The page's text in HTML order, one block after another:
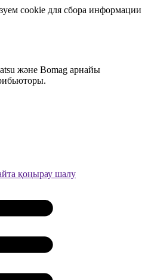
cookie для сбора информации
және Bomag арнайы
қоңырау шалу